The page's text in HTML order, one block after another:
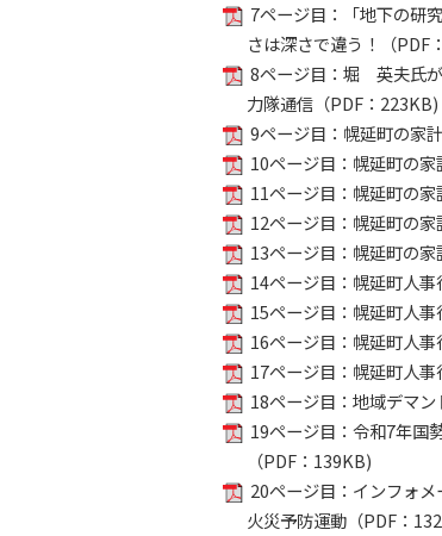
7ページ目：「地下の研
さは深さで違う！（PDF
8ページ目：堀 英夫氏
力隊通信（PDF：223KB)
9ページ目：幌延町の家
10ページ目：幌延町の
11ページ目：幌延町の
12ページ目：幌延町の
13ページ目：幌延町の
14ページ目：幌延町人
15ページ目：幌延町人
16ページ目：幌延町人
17ページ目：幌延町人
18ページ目：地域デマ
19ページ目：令和7年国
（PDF：139KB)
20ページ目：インフォ
火災予防運動（PDF：